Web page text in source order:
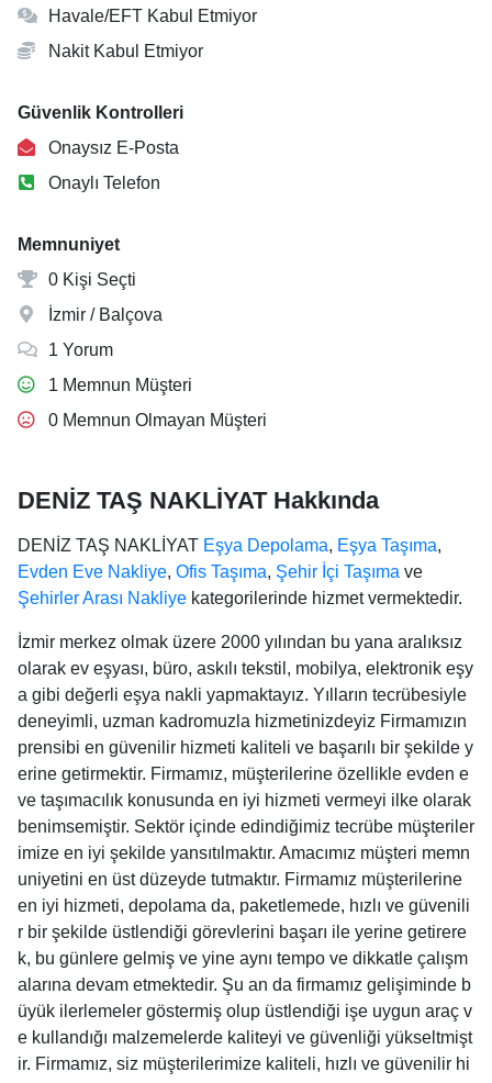
Havale/EFT Kabul Etmiyor
Nakit Kabul Etmiyor
Güvenlik Kontrolleri
Onaysız E-Posta
Onaylı Telefon
Memnuniyet
0 Kişi Seçti
İzmir / Balçova
1 Yorum
1 Memnun Müşteri
0 Memnun Olmayan Müşteri
DENİZ TAŞ NAKLİYAT Hakkında
DENİZ TAŞ NAKLİYAT Eşya Depolama, Eşya Taşıma,
Evden Eve Nakliye, Ofis Taşıma, Şehir İçi Taşıma ve
Şehirler Arası Nakliye kategorilerinde hizmet vermektedir.
İzmir merkez olmak üzere 2000 yılından bu yana aralıksız
olarak ev eşyası, büro, askılı tekstil, mobilya, elektronik eşy
a gibi değerli eşya nakli yapmaktayız. Yılların tecrübesiyle
deneyimli, uzman kadromuzla hizmetinizdeyiz Firmamızın
prensibi en güvenilir hizmeti kaliteli ve başarılı bir şekilde y
erine getirmektir. Firmamız, müşterilerine özellikle evden e
ve taşımacılık konusunda en iyi hizmeti vermeyi ilke olarak
benimsemiştir. Sektör içinde edindiğimiz tecrübe müşteriler
imize en iyi şekilde yansıtılmaktır. Amacımız müşteri memn
uniyetini en üst düzeyde tutmaktır. Firmamız müşterilerine
en iyi hizmeti, depolama da, paketlemede, hızlı ve güvenili
r bir şekilde üstlendiği görevlerini başarı ile yerine getirere
k, bu günlere gelmiş ve yine aynı tempo ve dikkatle çalışm
alarına devam etmektedir. Şu an da firmamız gelişiminde b
üyük ilerlemeler göstermiş olup üstlendiği işe uygun araç v
e kullandığı malzemelerde kaliteyi ve güvenliği yükseltmişt
ir. Firmamız, siz müşterilerimize kaliteli, hızlı ve güvenilir hi